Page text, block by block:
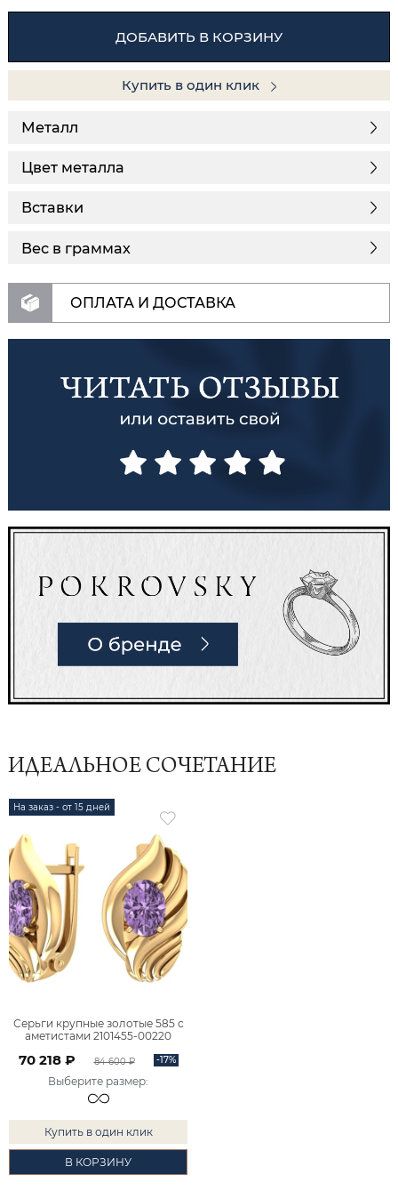
ДОБАВИТЬ В КОРЗИНУ
Купить в один клик
Металл
Цвет металла
Вставки
Вес в граммах
ОПЛАТА И ДОСТАВКА
ИДЕАЛЬНОЕ СОЧЕТАНИЕ
На заказ - от 15 дней
Серьги крупные золотые 585 с
аметистами 2101455-00220
70 218 ₽ 84 600 ₽ -17%
Выберите размер:
Купить в один клик
В КОРЗИНУ